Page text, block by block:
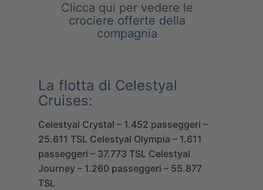
Clicca qui per vedere le
crociere offerte della
compagnia
La flotta di Celestyal
Cruises:
Celestyal Crystal – 1.452 passeggeri –
25.611 TSL Celestyal Olympia – 1.611
passeggeri – 37.773 TSL Celestyal
Journey – 1.260 passeggeri – 55.877
TSL